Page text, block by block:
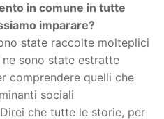
in comune in tutte
imparare?
state raccolte molteplici
sono state estratte
comprendere quelli che
sociali
che tutte le storie, per